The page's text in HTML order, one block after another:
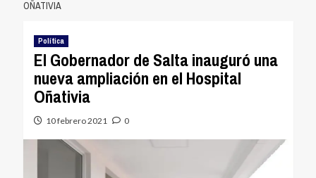
OÑATIVIA
Política
El Gobernador de Salta inauguró una
nueva ampliación en el Hospital
Oñativia
10 febrero 2021 0